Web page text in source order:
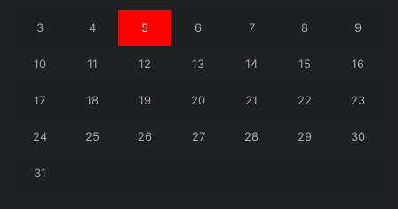
3 4 5 6 7 8 9
10 11 12 13 14 15 16
17 18 19 20 21 22 23
24 25 26 27 28 29 30
31